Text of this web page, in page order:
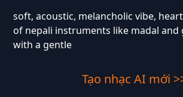
soft, acoustic, melancholic vibe,
of nepali instruments like madal and
with a gentle
Tạo nhạc AI mới